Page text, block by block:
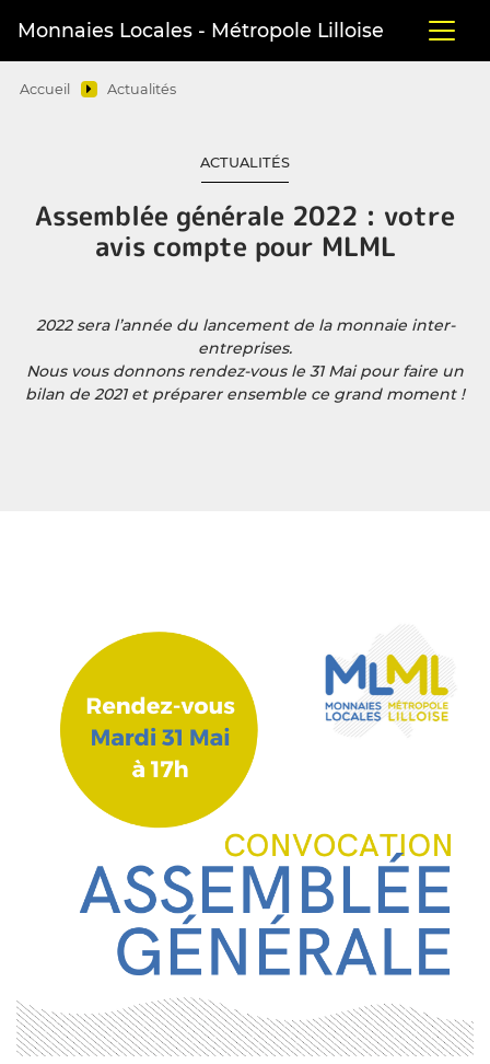
Monnaies Locales - Métropole Lilloise
Accueil Actualités
ACTUALITÉS
Assemblée générale 2022 : votre
avis compte pour MLML
2022 sera l’année du lancement de la monnaie inter-
entreprises.
Nous vous donnons rendez-vous le 31 Mai pour faire un
bilan de 2021 et préparer ensemble ce grand moment !